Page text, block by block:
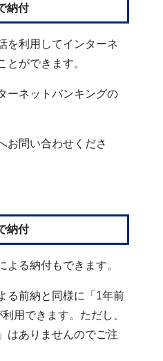
納付
を利用してインターネ
とができます。
ーネットバンキングの
お問い合わせくださ
納付
よる納付もできます。
る前納と同様に「1年前
用できます。ただし、
はありませんのでご注